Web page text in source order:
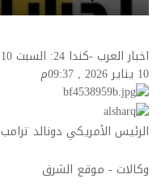
اخبار العرب -كندا 24: السبت 10 يناير 2026 01:51 مساءً عربي ودولي
10 يناير 2026 , 09:37م
الرئيس الأمريكي دونالد ترامب
وكالات - موقع الشرق